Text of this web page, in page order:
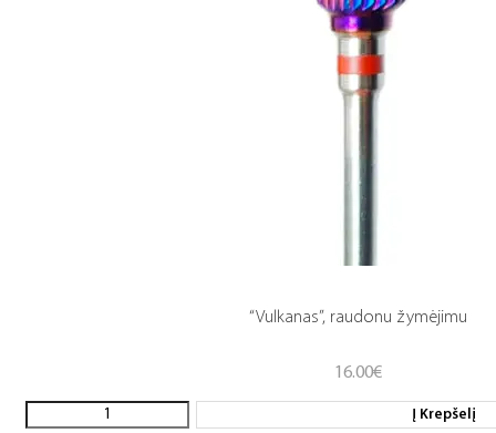
“Vulkanas”, raudonu žymėjimu
16.00€
Į Krepšelį